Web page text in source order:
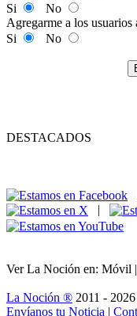
Si
No
Agregarme a los usuarios
Si
No
DESTACADOS
|
Ver La Noción en: Móvil |
La Noción ® 2011 - 2026
Envíanos tu Noticia |